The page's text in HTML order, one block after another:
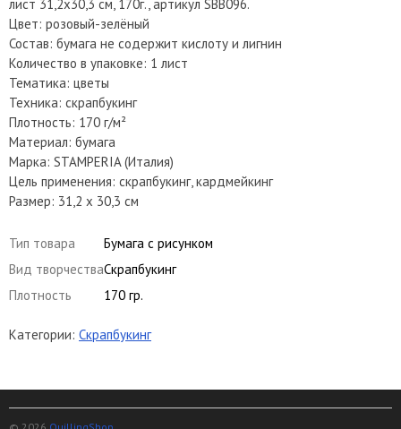
лист 31,2х30,3 см, 170г., артикул SBB096.
Цвет: розовый-зелёный
Состав: бумага не содержит кислоту и лигнин
Количество в упаковке: 1 лист
Тематика: цветы
Техника: скрапбукинг
Плотность: 170 г/м²
Материал: бумага
Марка: STAMPERIA (Италия)
Цель применения: скрапбукинг, кардмейкинг
Размер: 31,2 х 30,3 см
Тип товара
Бумага с рисунком
Вид творчестваСкрапбукинг
Плотность
170 гр.
Категории: Скрапбукинг